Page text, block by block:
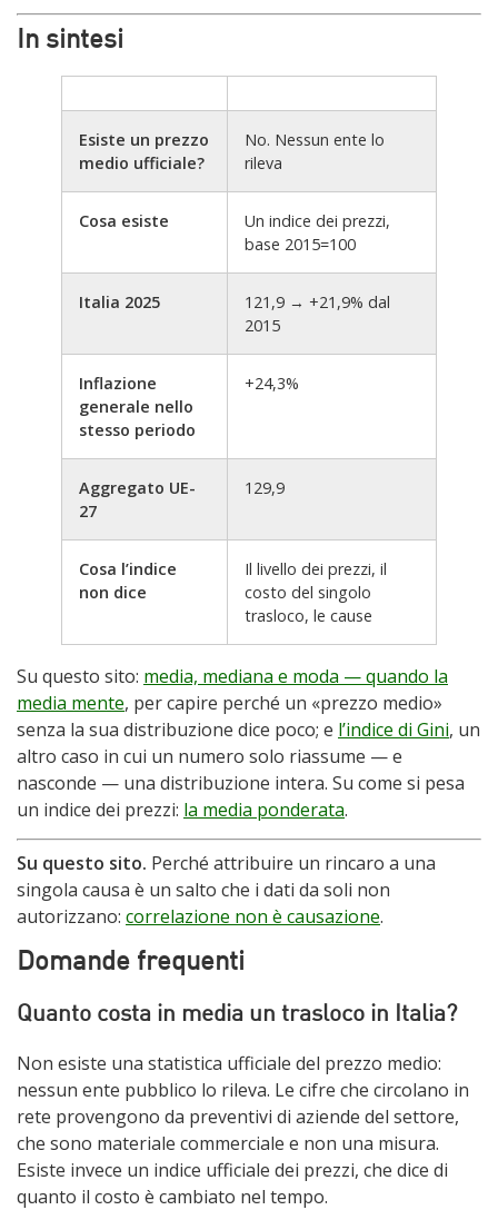
In sintesi
Esiste un prezzo
medio ufficiale?
No. Nessun ente lo
rileva
Cosa esiste
Un indice dei prezzi,
base 2015=100
Italia 2025
121,9 → +21,9% dal
2015
Inflazione
generale nello
stesso periodo
+24,3%
Aggregato UE-
27
129,9
Cosa l’indice
non dice
Il livello dei prezzi, il
costo del singolo
trasloco, le cause
Su questo sito: media, mediana e moda — quando la
media mente, per capire perché un «prezzo medio»
senza la sua distribuzione dice poco; e l’indice di Gini, un
altro caso in cui un numero solo riassume — e
nasconde — una distribuzione intera. Su come si pesa
un indice dei prezzi: la media ponderata.
Su questo sito. Perché attribuire un rincaro a una
singola causa è un salto che i dati da soli non
autorizzano: correlazione non è causazione.
Domande frequenti
Quanto costa in media un trasloco in Italia?
Non esiste una statistica ufficiale del prezzo medio:
nessun ente pubblico lo rileva. Le cifre che circolano in
rete provengono da preventivi di aziende del settore,
che sono materiale commerciale e non una misura.
Esiste invece un indice ufficiale dei prezzi, che dice di
quanto il costo è cambiato nel tempo.